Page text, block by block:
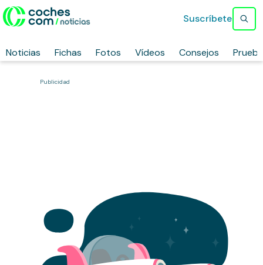
Noticias Fichas Fotos Vídeos Consejos
Suscríbete
Publicidad